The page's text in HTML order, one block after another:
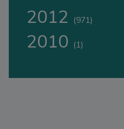
2012 (971)
2010 (1)